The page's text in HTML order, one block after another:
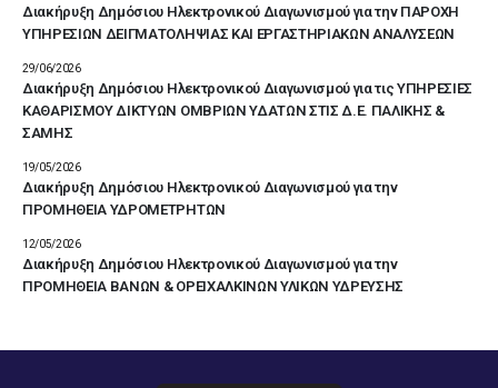
Διακήρυξη Δημόσιου Ηλεκτρονικού Διαγωνισμού για την ΠΑΡΟΧΗ
ΥΠΗΡΕΣΙΩΝ ΔΕΙΓΜΑΤΟΛΗΨΙΑΣ ΚΑΙ ΕΡΓΑΣΤΗΡΙΑΚΩΝ ΑΝΑΛΥΣΕΩΝ
Διακήρυξη Δημόσιου Ηλεκτρονικού Διαγωνισμού για τις ΥΠΗΡΕΣΙΕΣ
ΚΑΘΑΡΙΣΜΟΥ ΔΙΚΤΥΩΝ ΟΜΒΡΙΩΝ ΥΔΑΤΩΝ ΣΤΙΣ Δ.Ε. ΠΑΛΙΚΗΣ &
ΣΑΜΗΣ
29/06/2026
Διακήρυξη Δημόσιου Ηλεκτρονικού Διαγωνισμού για την
ΠΡΟΜΗΘΕΙΑ ΥΔΡΟΜΕΤΡΗΤΩΝ
19/05/2026
Διακήρυξη Δημόσιου Ηλεκτρονικού Διαγωνισμού για την
ΠΡΟΜΗΘΕΙΑ ΒΑΝΩΝ & ΟΡΕΙΧΑΛΚΙΝΩΝ ΥΛΙΚΩΝ ΥΔΡΕΥΣΗΣ
12/05/2026